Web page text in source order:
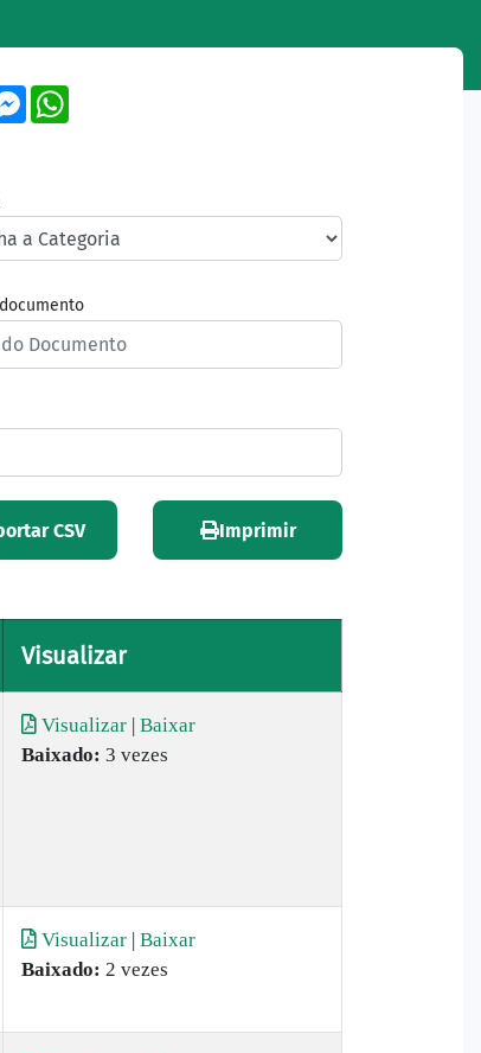
Messenger
CSV Imprimir
Visualizar
Visualizar | Baixar
Baixado: 3 vezes
Visualizar | Baixar
Baixado: 2 vezes